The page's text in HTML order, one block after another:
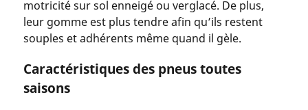
motricité sur sol enneigé ou verglacé. De plus,
leur gomme est plus tendre afin qu’ils restent
souples et adhérents même quand il gèle.
Caractéristiques des pneus toutes
saisons